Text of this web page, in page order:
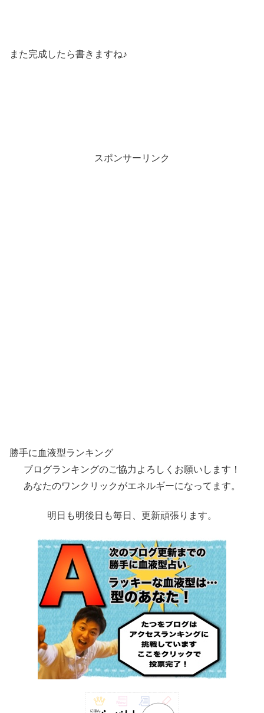
また完成したら書きますね♪
スポンサーリンク
勝手に血液型ランキング
ブログランキングのご協力よろしくお願いします！
あなたのワンクリックがエネルギーになってます。
明日も明後日も毎日、更新頑張ります。